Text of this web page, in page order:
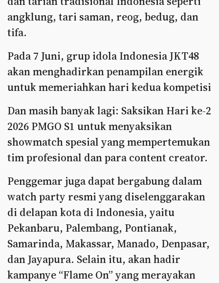
angklung, tari saman, reog, bedug, dan
tifa.
Pada 7 Juni, grup idola Indonesia JKT48
akan menghadirkan penampilan energik
untuk memeriahkan hari kedua kompetisi
Dan masih banyak lagi: Saksikan Hari ke-2
2026 PMGO S1 untuk menyaksikan
showmatch spesial yang mempertemukan
tim profesional dan para content creator.
Penggemar juga dapat bergabung dalam
watch party resmi yang diselenggarakan
di delapan kota di Indonesia, yaitu
Pekanbaru, Palembang, Pontianak,
Samarinda, Makassar, Manado, Denpasar,
dan Jayapura. Selain itu, akan hadir
kampanye “Flame On” yang merayakan